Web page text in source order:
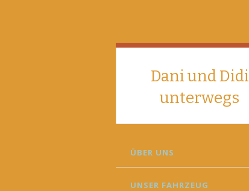
Dani und Didi
unterwegs
SKIP
TO
ÜBER UNS
UNSER FAHRZEUG